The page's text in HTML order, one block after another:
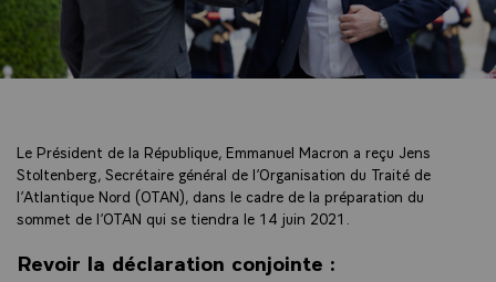
Le Président de la République, Emmanuel Macron a reçu Jens
Stoltenberg, Secrétaire général de l’Organisation du Traité de
l’Atlantique Nord (OTAN), dans le cadre de la préparation du
sommet de l’OTAN qui se tiendra le 14 juin 2021.
Revoir la déclaration conjointe :